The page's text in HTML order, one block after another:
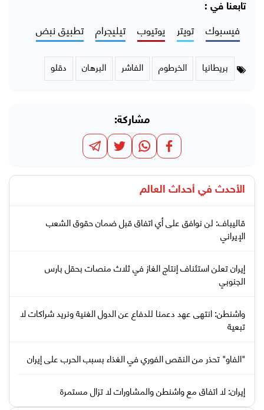
تابعنا في :
فيسبوك تويتر يوتيوب تيليجرام تطبيق نبض
بريطانيا الخرطوم الفاشر البرهان دقلو
مشاركة:
الأحدث في أحداث العالم
قاليباف: لن نوافق على أي اتفاق قبل ضمان حقوق الشعب
الإيراني
إيران تعلن استئناف إنتاج الغاز في ثلاث منصات بحقل بارس
الجنوبي
واشنطن: انتهى عهد دعمنا للدفاع عن الدول الغنية ونريد شراكات لا
تبعية
"الفاو" تحذر من النقص الفوري في الغذاء بسبب الحرب على إيران
إيران: لا اتفاق مع واشنطن والمشاورات لا تزال مستمرة